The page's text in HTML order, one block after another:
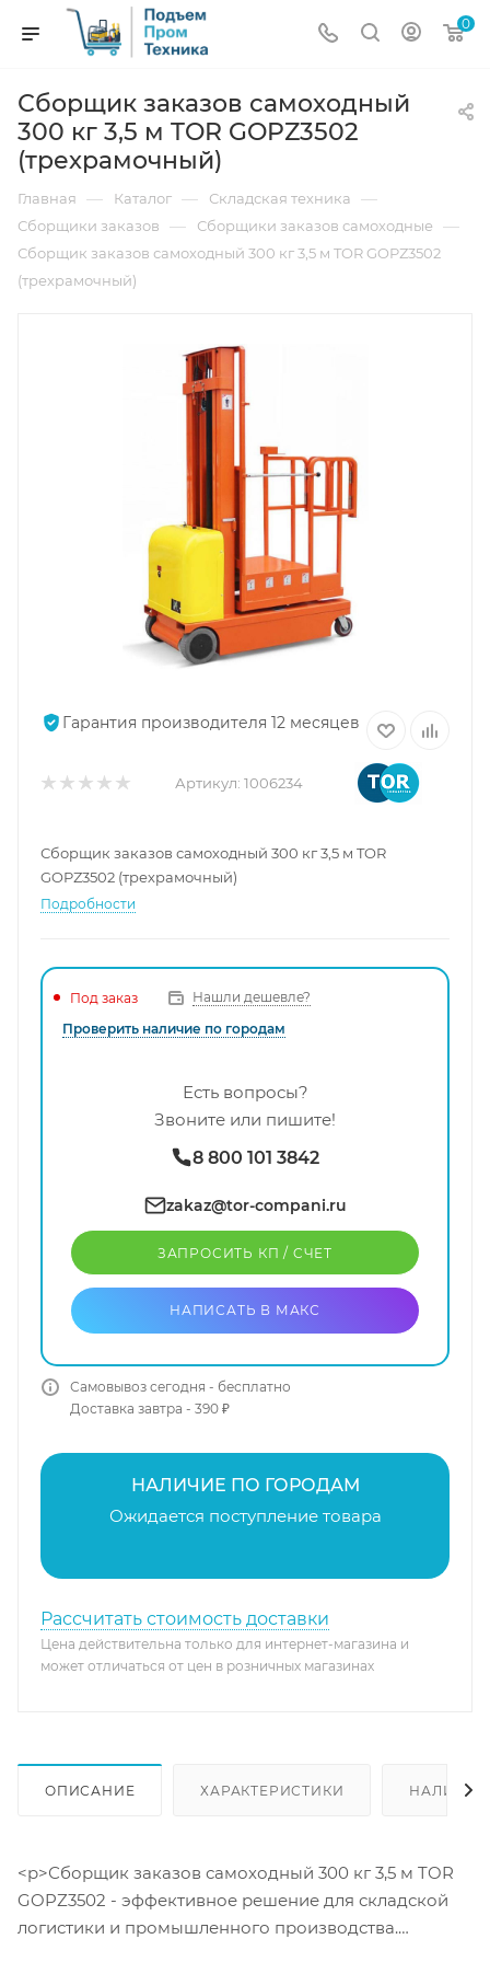
0
Сборщик заказов самоходный
300 кг 3,5 м TOR GOPZ3502
(трехрамочный)
Главная — Каталог — Складская техника —
Сборщики заказов — Сборщики заказов самоходные —
Сборщик заказов самоходный 300 кг 3,5 м TOR GOPZ3502
(трехрамочный)
Гарантия производителя 12 месяцев
Артикул: 1006234
Сборщик заказов самоходный 300 кг 3,5 м TOR
GOPZ3502 (трехрамочный)
Подробности
Под заказ
Нашли дешевле?
Проверить наличие по городам
Есть вопросы?
Звоните или пишите!
8 800 101 3842
zakaz@tor-compani.ru
ЗАПРОСИТЬ КП / CЧЕТ
НАПИСАТЬ В МАКС
Самовывоз сегодня - бесплатно
Доставка завтра - 390 ₽
НАЛИЧИЕ ПО ГОРОДАМ
Ожидается поступление товара
Рассчитать стоимость доставки
Цена действительна только для интернет-магазина и
может отличаться от цен в розничных магазинах
ОПИСАНИЕ ХАРАКТЕРИСТИКИ
<p>Сборщик заказов самоходный 300 кг 3,5 м TOR
GOPZ3502 - эффективное решение для складской
логистики и промышленного производства.